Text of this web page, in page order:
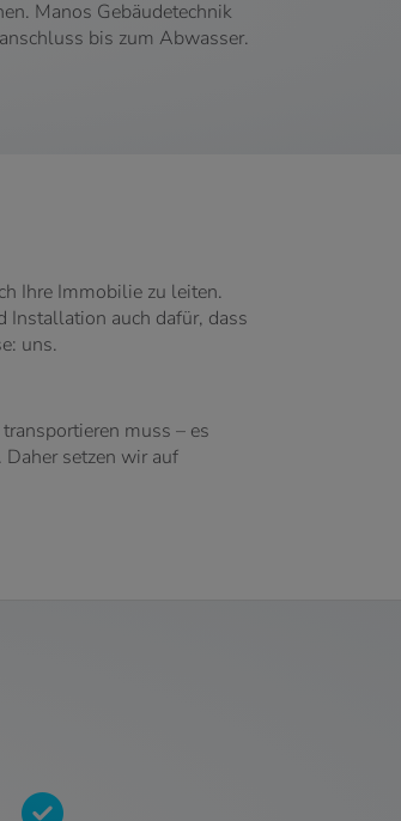
Manos Gebäudetechnik
bis zum Abwasser.
Ihre Immobilie zu leiten.
Installation auch dafür, dass
uns.
muss – es
setzen wir auf